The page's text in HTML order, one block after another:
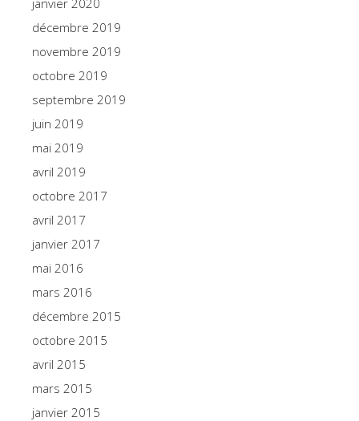
janvier 2020
décembre 2019
novembre 2019
octobre 2019
septembre 2019
juin 2019
mai 2019
avril 2019
octobre 2017
avril 2017
janvier 2017
mai 2016
mars 2016
décembre 2015
octobre 2015
avril 2015
mars 2015
janvier 2015